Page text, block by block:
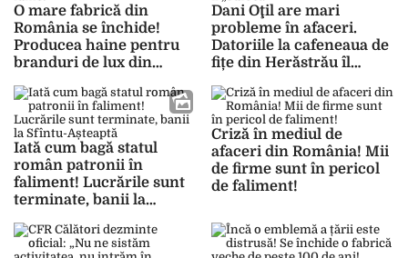
O mare fabrică din
România se închide!
Producea haine pentru
branduri de lux din
Dani Oţil are mari
probleme în afaceri.
Datoriile la cafeneaua de
fițe din Herăstrău îl
Iată cum bagă statul
român patronii în
faliment! Lucrările sunt
terminate, banii la
Criză în mediul de
afaceri din România! Mii
de firme sunt în pericol
de faliment!